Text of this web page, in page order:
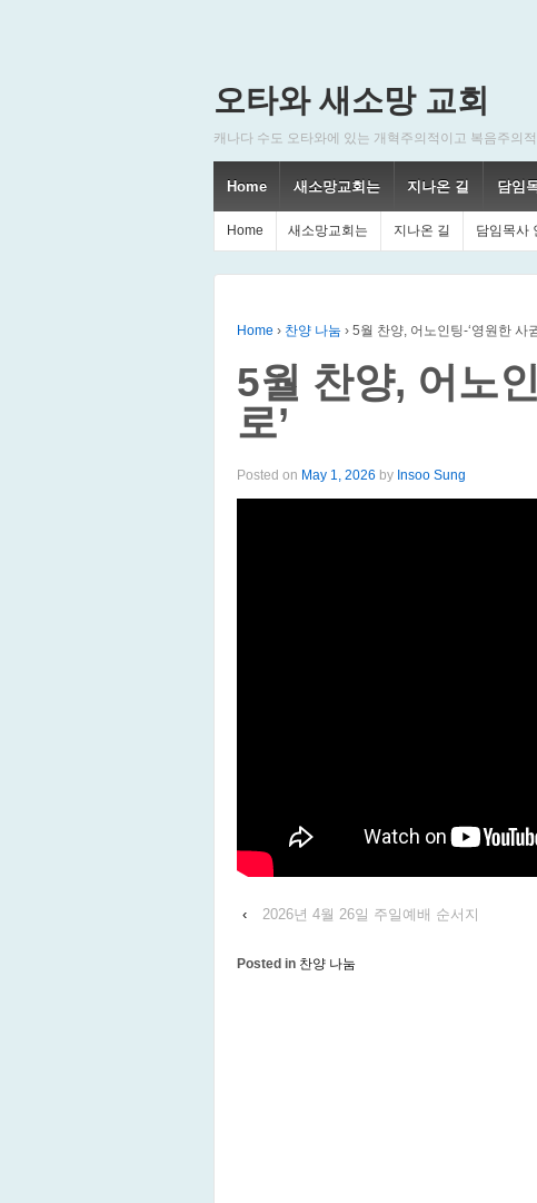
오타와 새소망 교회
캐나다 수도 오타와에 있는 개혁주의적이고 복음주의
Home 새소망교회는 지나온 길 담임
Home 새소망교회는 지나온 길 담임목사
Home › 찬양 나눔 › 5월 찬양, 어노인팅-‘영원한 사
5월 찬양, 어노
로’
Posted on May 1, 2026 by Insoo Sung
‹ 2026년 4월 26일 주일예배 순서지
Posted in 찬양 나눔